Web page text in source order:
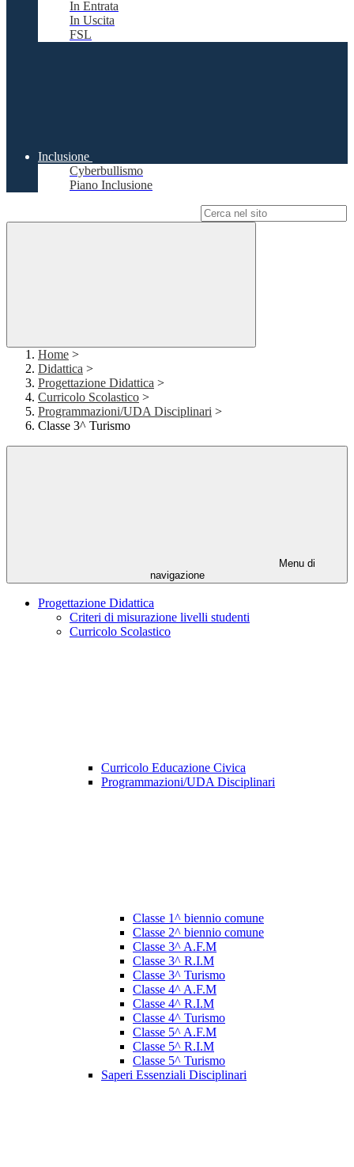
In Entrata
In Uscita
FSL
Inclusione
Cyberbullismo
Piano Inclusione
Home >
Didattica >
Progettazione Didattica >
Curricolo Scolastico >
Programmazioni/UDA Disciplinari >
Classe 3^ Turismo
Menu di
navigazione
Progettazione Didattica
Criteri di misurazione livelli studenti
Curricolo Scolastico
Curricolo Educazione Civica
Programmazioni/UDA Disciplinari
Classe 1^ biennio comune
Classe 2^ biennio comune
Classe 3^ A.F.M
Classe 3^ R.I.M
Classe 3^ Turismo
Classe 4^ A.F.M
Classe 4^ R.I.M
Classe 4^ Turismo
Classe 5^ A.F.M
Classe 5^ R.I.M
Classe 5^ Turismo
Saperi Essenziali Disciplinari